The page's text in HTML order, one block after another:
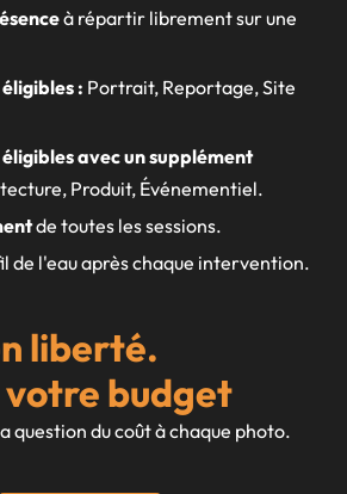
à répartir librement sur une
: Portrait, Reportage, Site
avec un supplément
Produit, Événementiel.
de toutes les sessions.
de l'eau après chaque intervention.
liberté.
budget
question du coût à chaque photo.